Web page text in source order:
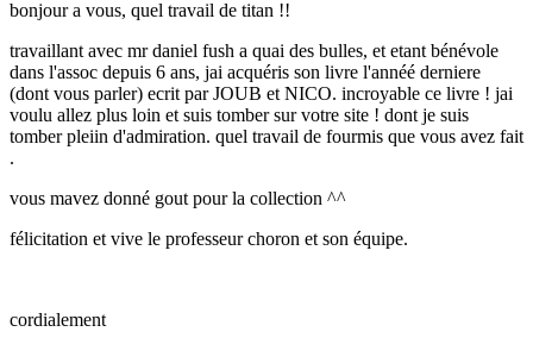
bonjour a vous, quel travail de titan !!
travaillant avec mr daniel fush a quai des bulles, et etant bénévole
dans l'assoc depuis 6 ans, jai acquéris son livre l'annéé derniere
(dont vous parler) ecrit par JOUB et NICO. incroyable ce livre ! jai
voulu allez plus loin et suis tomber sur votre site ! dont je suis
tomber pleiin d'admiration. quel travail de fourmis que vous avez fait
.
vous mavez donné gout pour la collection ^^
félicitation et vive le professeur choron et son équipe.
cordialement